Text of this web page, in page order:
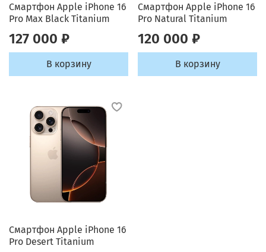
Смартфон Apple iPhone 16
Pro Max Black Titanium
127 000 ₽
В корзину
Смартфон Apple iPhone 16
Pro Natural Titanium
120 000 ₽
В корзину
Смартфон Apple iPhone 16
Pro Desert Titanium